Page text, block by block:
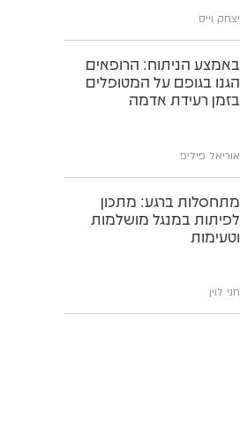
יצחק וייס
באמצע הניתוח: הרופאים
הגנו בגופם על המטופלים
בזמן רעידת אדמה
אוריאל פיליפ
מתחסלות ברגע: מתכון
לפיתות במנגל מושלמות
וטעימות
חני לוין